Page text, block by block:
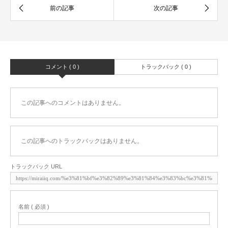
コメント ( 0 ) トラックバック ( 0 )
この記事へのコメントはありません。
この記事へのトラックバックはありません。
トラックバック URL
名前 ( 必須 )